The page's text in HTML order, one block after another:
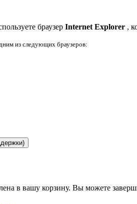
браузер Internet Explorer ,
из следующих браузеров:
​​в вашу корзину. Вы можете